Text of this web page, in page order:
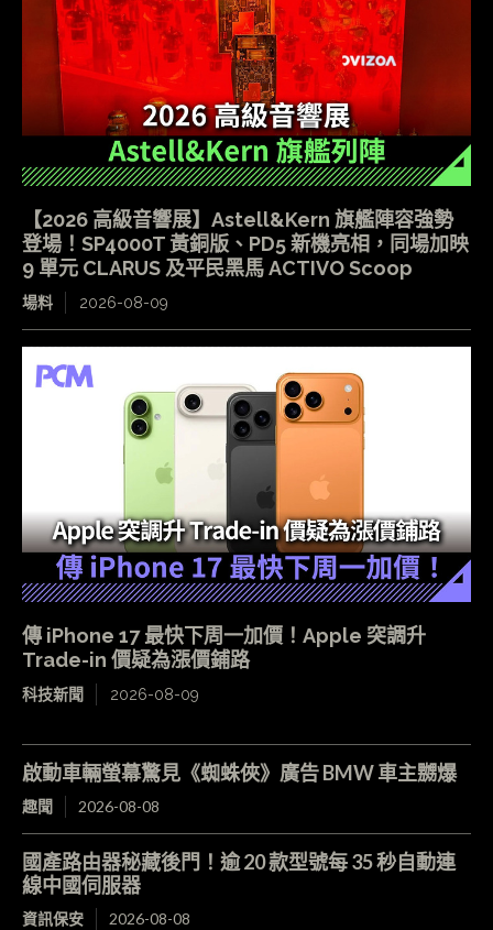
【2026 高級音響展】Astell&Kern 旗艦陣容強勢
登場！SP4000T 黃銅版、PD5 新機亮相，同場加映
9 單元 CLARUS 及平民黑馬 ACTIVO Scoop
場料 2026-08-09
傳 iPhone 17 最快下周一加價！Apple 突調升
Trade-in 價疑為漲價鋪路
科技新聞 2026-08-09
啟動車輛螢幕驚見《蜘蛛俠》廣告 BMW 車主嬲爆
趣聞 2026-08-08
國產路由器秘藏後門！逾 20 款型號每 35 秒自動連
線中國伺服器
資訊保安 2026-08-08